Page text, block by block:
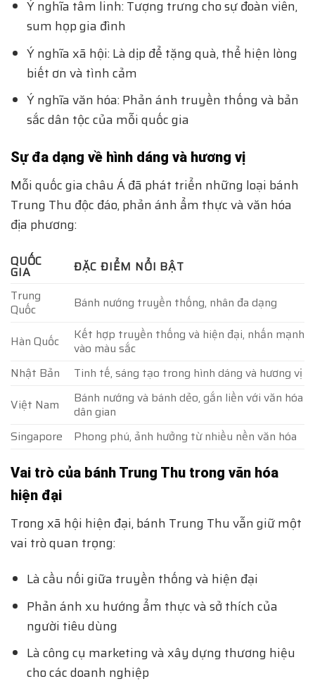
Ý nghĩa tâm linh: Tượng trưng cho sự đoàn viên,
sum họp gia đình
Ý nghĩa xã hội: Là dịp để tặng quà, thể hiện lòng
biết ơn và tình cảm
Ý nghĩa văn hóa: Phản ánh truyền thống và bản
sắc dân tộc của mỗi quốc gia
Sự đa dạng về hình dáng và hương vị
Mỗi quốc gia châu Á đã phát triển những loại bánh
Trung Thu độc đáo, phản ánh ẩm thực và văn hóa
địa phương:
QUỐC
GIA
ĐẶC ĐIỂM NỔI BẬT
Trung
Quốc
Bánh nướng truyền thống, nhân đa dạng
Hàn Quốc
Kết hợp truyền thống và hiện đại, nhấn mạnh
vào màu sắc
Nhật Bản
Tinh tế, sáng tạo trong hình dáng và hương vị
Việt Nam
Bánh nướng và bánh dẻo, gắn liền với văn hóa
dân gian
Singapore
Phong phú, ảnh hưởng từ nhiều nền văn hóa
Vai trò của bánh Trung Thu trong văn hóa
hiện đại
Trong xã hội hiện đại, bánh Trung Thu vẫn giữ một
vai trò quan trọng:
Là cầu nối giữa truyền thống và hiện đại
Phản ánh xu hướng ẩm thực và sở thích của
người tiêu dùng
Là công cụ marketing và xây dựng thương hiệu
cho các doanh nghiệp